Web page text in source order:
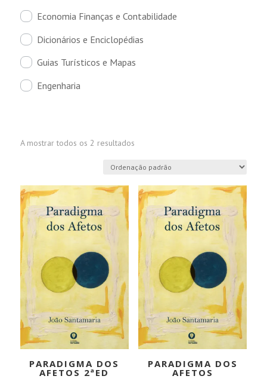
Economia Finanças e Contabilidade
Dicionários e Enciclopédias
Guias Turísticos e Mapas
Engenharia
A mostrar todos os 2 resultados
PARADIGMA DOS
AFETOS 2ªED
PARADIGMA DOS
AFETOS